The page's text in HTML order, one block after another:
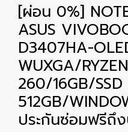
[ผ่อน 0%]
ASUS
D3407HA-
WUXGA/
260/16GB/SSD
512GB/
ประกันซ่อมฟรีถึ